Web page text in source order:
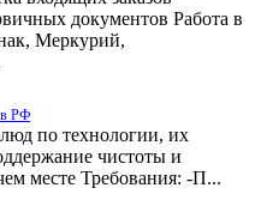
документов Работа в
Меркурий,
в РФ
по технологии, их
чистоты и
месте Требования: -П...